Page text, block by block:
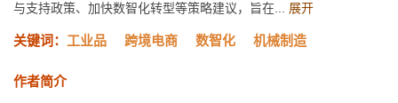
与支持政策、加快数智化转型等策略建议，旨在... 展开
关键词： 工业品 跨境电商 数智化 机械制造
作者简介